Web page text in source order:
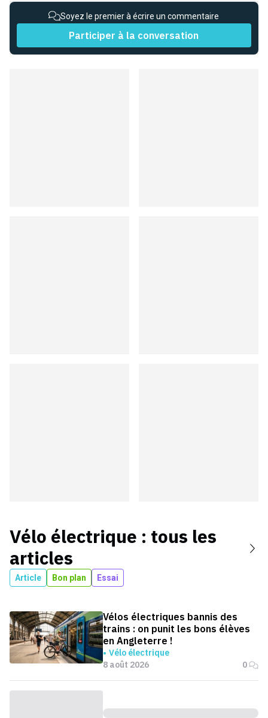
Soyez le premier à écrire un commentaire
Participer à la conversation
Vélo électrique : tous les
articles
Article Bon plan Essai
Vélos électriques bannis des
trains : on punit les bons élèves
en Angleterre !
Vélo électrique
8 août 2026
0